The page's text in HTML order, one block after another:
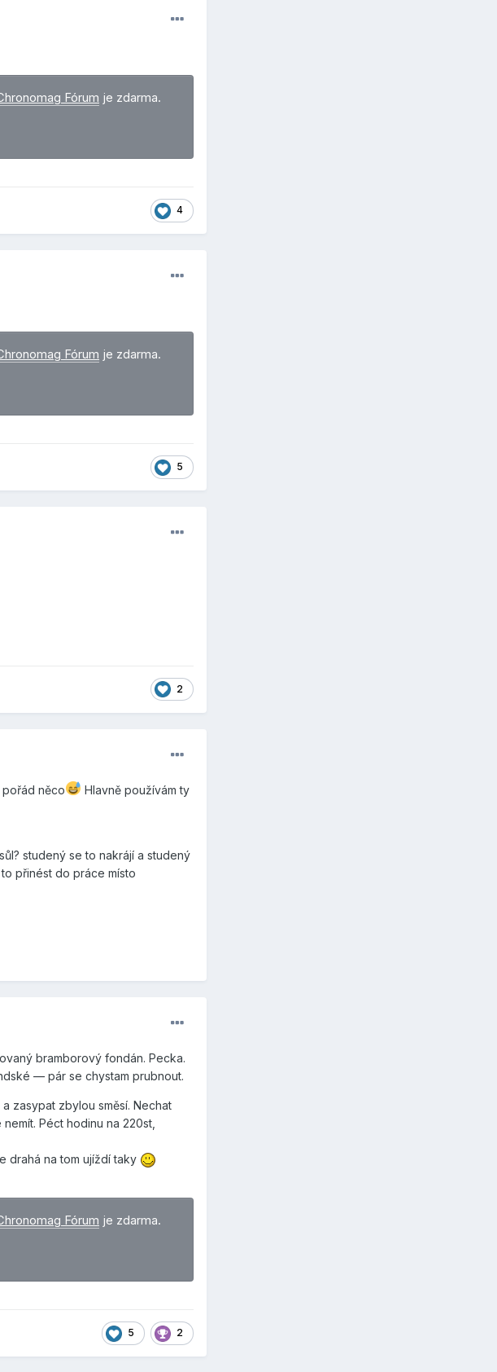
Fórum je zdarma.
4
Fórum je zdarma.
5
2
pořád něco
Hlavně používám ty
studený se to nakrájí a studený
přinést do práce místo
bramborový fondán. Pecka.
— pár se chystam prubnout.
zasypat zbylou směsí. Nechat
Péct hodinu na 220st,
drahá na tom ujíždí taky
Fórum je zdarma.
5 2